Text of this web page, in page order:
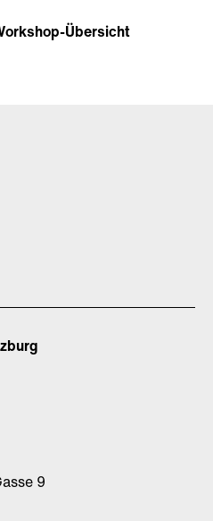
Übersicht
9